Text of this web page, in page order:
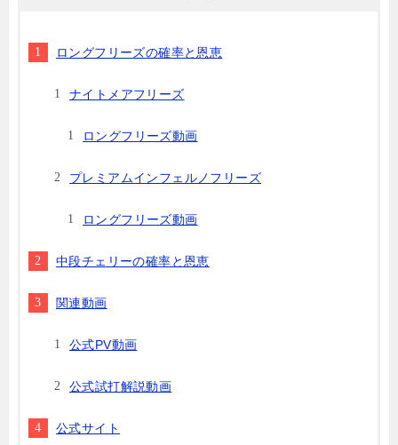
ロングフリーズの確率と恩恵
ナイトメアフリーズ
ロングフリーズ動画
プレミアムインフェルノフリーズ
ロングフリーズ動画
中段チェリーの確率と恩恵
関連動画
公式PV動画
公式試打解説動画
公式サイト